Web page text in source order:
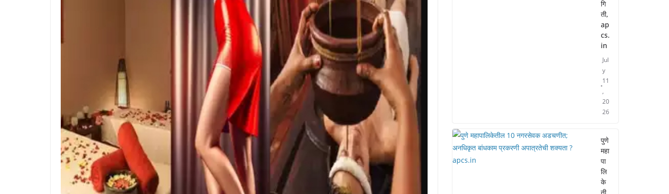
गि
ती,
ap
cs.
in
Jul
y
11
,
20
26
पुणे
महा
पा
लि
के